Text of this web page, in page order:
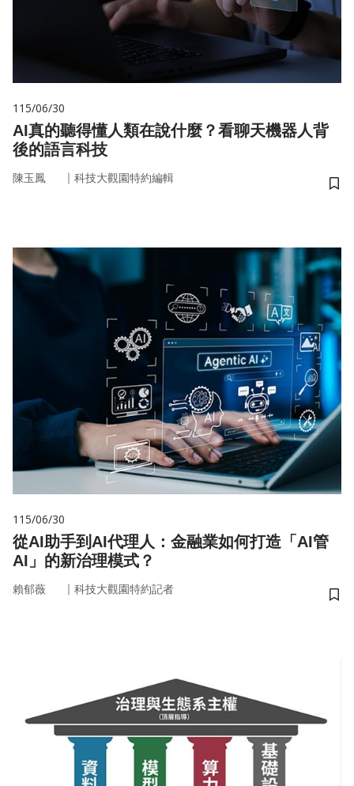
115/06/30
AI真的聽得懂人類在說什麼？看聊天機器人背
後的語言科技
陳玉鳳 ｜ 科技大觀園特約編輯
儲
115/06/30
從AI助手到AI代理人：金融業如何打造「AI管
AI」的新治理模式？
賴郁薇 ｜ 科技大觀園特約記者
儲